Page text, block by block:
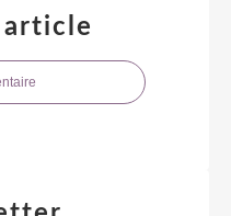
article